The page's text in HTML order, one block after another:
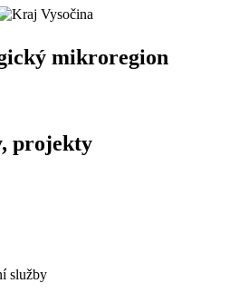
mikroregion
projekty
služby